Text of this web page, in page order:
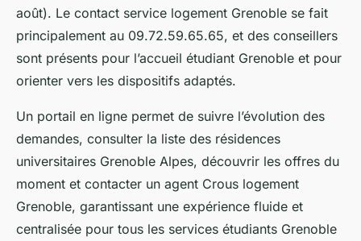
août). Le contact service logement Grenoble se fait
principalement au 09.72.59.65.65, et des conseillers
sont présents pour l’accueil étudiant Grenoble et pour
orienter vers les dispositifs adaptés.
Un portail en ligne permet de suivre l’évolution des
demandes, consulter la liste des résidences
universitaires Grenoble Alpes, découvrir les offres du
moment et contacter un agent Crous logement
Grenoble, garantissant une expérience fluide et
centralisée pour tous les services étudiants Grenoble